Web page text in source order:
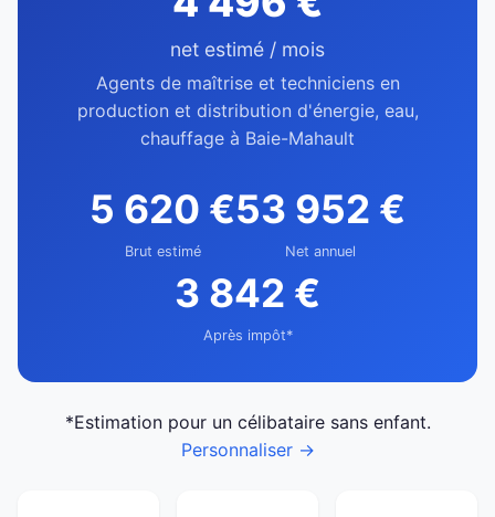
net estimé / mois
Agents de maîtrise et techniciens en
production et distribution d'énergie, eau,
chauffage à Baie-Mahault
5 620 €
Brut estimé
53 952 €
Net annuel
3 842 €
Après impôt*
*Estimation pour un célibataire sans enfant.
Personnaliser →